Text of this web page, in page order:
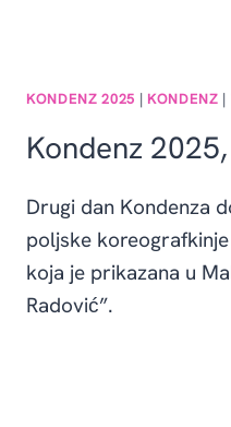
KONDENZ 2025 | KONDENZ |
Kondenz
Drugi dan Kondenza
poljske
koja je prikazana u
Radović”.